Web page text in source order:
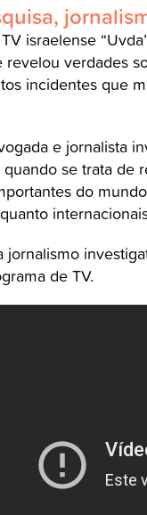
israelense
revelou verdades
incidentes que
e jornalista
se trata de
do
jornalismo
de TV.